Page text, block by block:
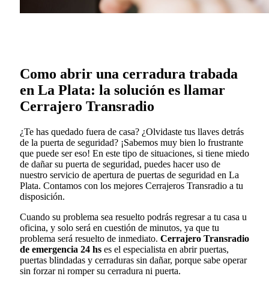
Como abrir una cerradura trabada
en La Plata: la solución es llamar
Cerrajero Transradio
¿Te has quedado fuera de casa? ¿Olvidaste tus llaves detrás
de la puerta de seguridad? ¡Sabemos muy bien lo frustrante
que puede ser eso! En este tipo de situaciones, si tiene miedo
de dañar su puerta de seguridad, puedes hacer uso de
nuestro servicio de apertura de puertas de seguridad en La
Plata. Contamos con los mejores Cerrajeros Transradio a tu
disposición.
Cuando su problema sea resuelto podrás regresar a tu casa u
oficina, y solo será en cuestión de minutos, ya que tu
problema será resuelto de inmediato. Cerrajero Transradio
de emergencia 24 hs es el especialista en abrir puertas,
puertas blindadas y cerraduras sin dañar, porque sabe operar
sin forzar ni romper su cerradura ni puerta.